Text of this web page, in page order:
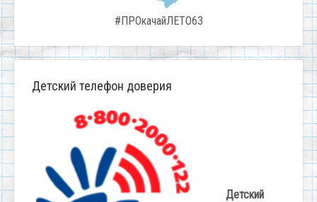
#ПРОкачайЛЕТО63
Детский телефон доверия
Детский